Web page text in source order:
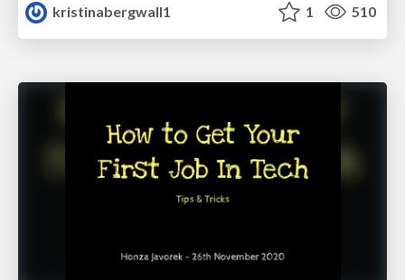
kristinabergwall1
1 510